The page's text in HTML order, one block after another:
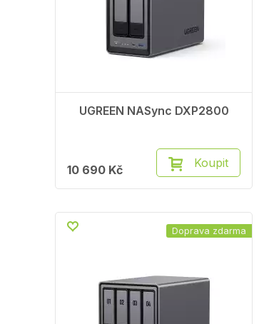
UGREEN NASync DXP2800
10 690 Kč Koupit
Doprava zdarma